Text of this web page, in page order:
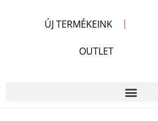
ÚJ TERMÉKEINK
OUTLET